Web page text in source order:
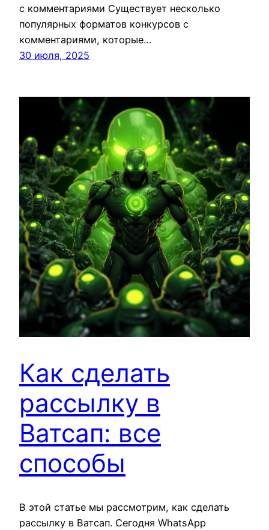
с комментариями Существует несколько
популярных форматов конкурсов с
комментариями, которые…
30 июля, 2025
Как сделать
рассылку в
Ватсап: все
способы
В этой статье мы рассмотрим, как сделать
рассылку в Ватсап. Сегодня WhatsApp